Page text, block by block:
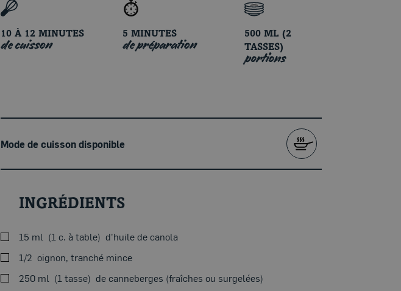
10 À 12 MINUTES
de cuisson
5 MINUTES
de préparation
500 ML (2
TASSES)
portions
INGRÉDIENTS
15 ml 1 c. à table d'huile de canola
1/2 oignon, tranché mince
250 ml
1 tasse de canneberges (fraîches ou surgelées)
Mode de cuisson disponible VOIRSUR LA CUISINIÈRE